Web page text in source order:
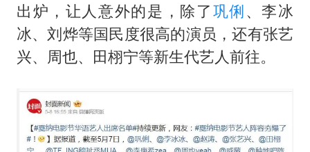
出炉，让人意外的是，除了巩俐、李冰
冰、刘烨等国民度很高的演员，还有张艺
兴、周也、田栩宁等新生代艺人前往。